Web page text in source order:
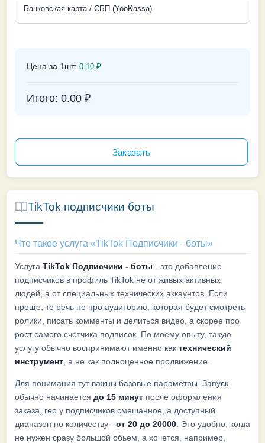
Банковская карта / СБП (YooKassa)
Цена за 1шт: 0.10 ₽
Итого: 0.00 ₽
TikTok подписчики боты
Что такое услуга «TikTok Подписчики - боты»
Услуга TikTok Подписчики - боты - это добавление
подписчиков в профиль TikTok не от живых активных
людей, а от специальных технических аккаунтов. Если
проще, то речь не про аудиторию, которая будет смотреть
ролики, писать комменты и делиться видео, а скорее про
рост самого счетчика подписок. По моему опыту, такую
услугу обычно воспринимают именно как технический
инструмент , а не как полноценное продвижение.
Для понимания тут важны базовые параметры. Запуск
обычно начинается до 15 минут после оформления
заказа, гео у подписчиков смешанное, а доступный
диапазон по количеству - от 20 до 20000 . Это удобно, когда
не нужен сразу большой обьем, а хочется, например,